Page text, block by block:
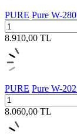
PURE Pure W-
8.910,00 TL
PURE Pure W-
8.060,00 TL